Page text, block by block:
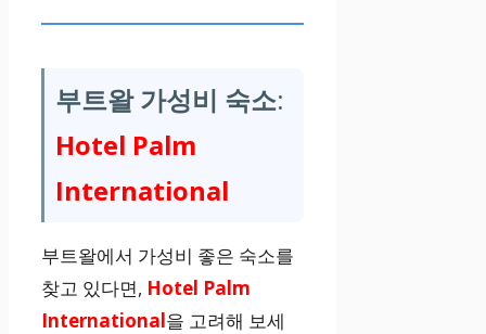
부트왈 가성비 숙소:
Hotel Palm
International
부트왈에서 가성비 좋은 숙소를
찾고 있다면, Hotel Palm
International을 고려해 보세